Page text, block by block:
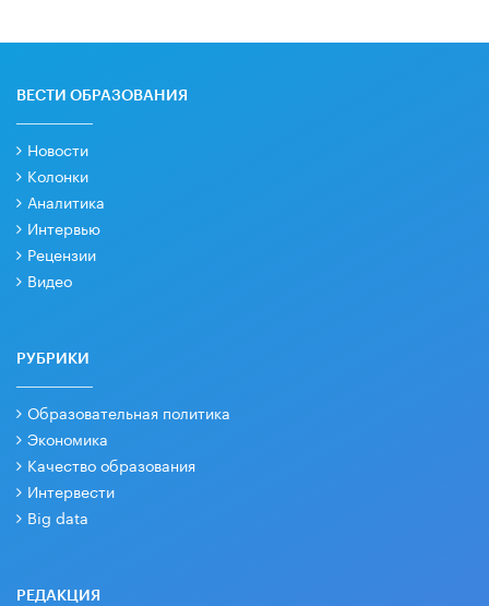
ВЕСТИ ОБРАЗОВАНИЯ
Новости
Колонки
Аналитика
Интервью
Рецензии
Видео
РУБРИКИ
Образовательная политика
Экономика
Качество образования
Интервести
Big data
РЕДАКЦИЯ